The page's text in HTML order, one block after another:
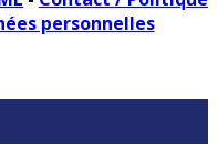
personnelles